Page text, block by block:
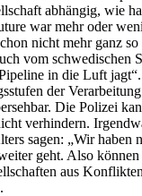
abhängig, wie
war mehr oder
nicht mehr ganz so
vom schwedischen
in die Luft
der
Die Polizei
verhindern.
sagen: „Wir haben
geht. Also
aus